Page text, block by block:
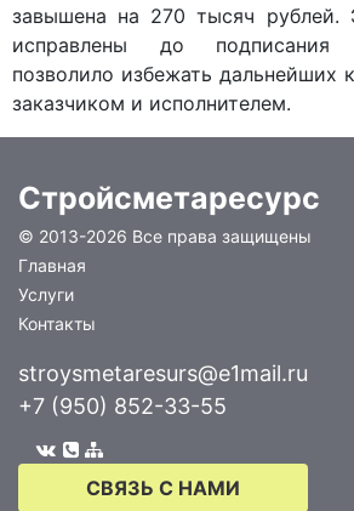
завышена на 270 тысяч
исправлены до подписания
позволило избежать дальнейших
заказчиком и исполнителем.
Стройсметаресурс
© 2013-2026 Все права защищены
Главная
Услуги
Контакты
stroysmetaresurs@e1mail.ru
+7 (950) 852-33-55
СВЯЗЬ С НАМИ